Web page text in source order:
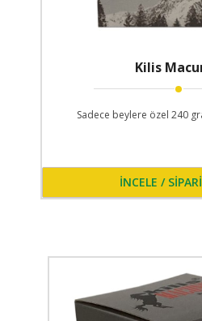
Kilis
Sadece beylere özel 240
İNCELE /